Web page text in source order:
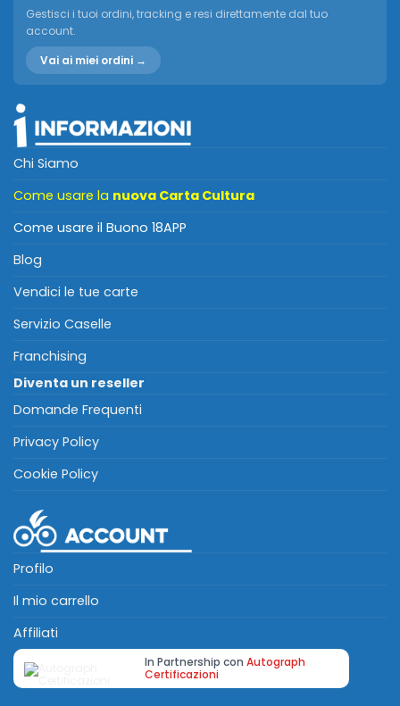
Gestisci i tuoi ordini, tracking e resi direttamente dal tuo
account.
Vai ai miei ordini →
Chi Siamo
Come usare la nuova Carta Cultura
Come usare il Buono 18APP
Blog
Vendici le tue carte
Servizio Caselle
Franchising
Diventa un reseller
Domande Frequenti
Privacy Policy
Cookie Policy
Profilo
Il mio carrello
Affiliati
In Partnership con Autograph
Certificazioni